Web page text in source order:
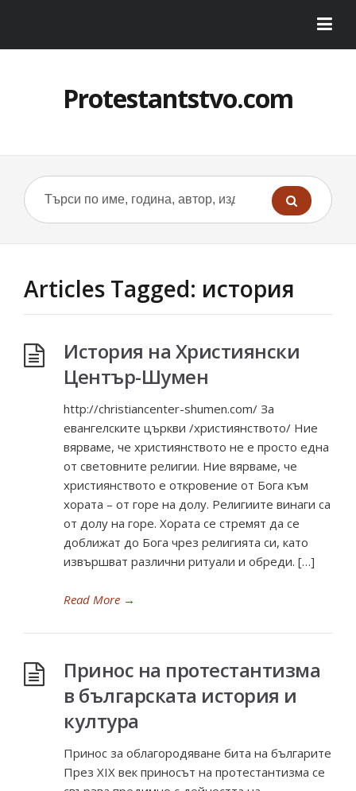
Protestantstvo.com
Articles Tagged: история
История на Християнски
Център-Шумен
http://christiancenter-shumen.com/ За
евангелските църкви /християнството/ Ние
вярваме, че християнството не е просто една
от световните религии. Ние вярваме, че
християнството е откровение от Бога към
хората – от горе на долу. Религиите винаги са
от долу на горе. Хората се стремят да се
доближат до Бога чрез религията си, като
извършват различни ритуали и обреди. […]
Read More →
Принос на протестантизма
в българската история и
култура
Принос за облагородяване бита на българите
През ХІХ век приносът на протестантизма се